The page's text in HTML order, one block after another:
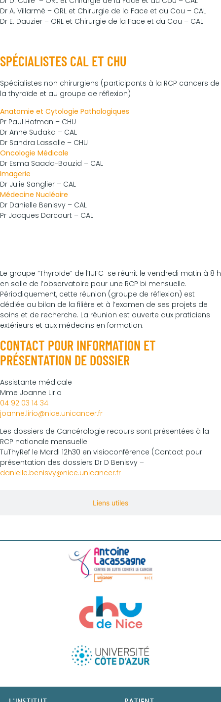
Dr A. Villarmé – ORL et Chirurgie de la Face et du Cou – CAL
Dr E. Dauzier – ORL et Chirurgie de la Face et du Cou – CAL
SPÉCIALISTES CAL ET CHU
Spécialistes non chirurgiens (participants à la RCP cancers de
la thyroïde et au groupe de réflexion)
Anatomie et Cytologie Pathologiques
Pr Paul Hofman – CHU
Dr Anne Sudaka – CAL
Dr Sandra Lassalle – CHU
Oncologie Médicale
Dr Esma Saada-Bouzid – CAL
Imagerie
Dr Julie Sanglier – CAL
Médecine Nucléaire
Dr Danielle Benisvy – CAL
Pr Jacques Darcourt – CAL
Liens utiles
Le groupe “Thyroïde” de l’IUFC se réunit le vendredi matin à 8 h
en salle de l’observatoire pour une RCP bi mensuelle.
Périodiquement, cette réunion (groupe de réflexion) est
dédiée au bilan de la filière et à l’examen de ses projets de
soins et de recherche. La réunion est ouverte aux praticiens
extérieurs et aux médecins en formation.
CONTACT POUR INFORMATION ET
PRÉSENTATION DE DOSSIER
Assistante médicale
Mme Joanne Lirio
04 92 03 14 34
joanne.lirio@nice.unicancer.fr
Les dossiers de Cancérologie recours sont présentées à la
RCP nationale mensuelle
TuThyRef le Mardi 12h30 en visioconférence (Contact pour
présentation des dossiers Dr D Benisvy –
danielle.benisvy@nice.unicancer.fr